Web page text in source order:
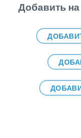
Добавить на